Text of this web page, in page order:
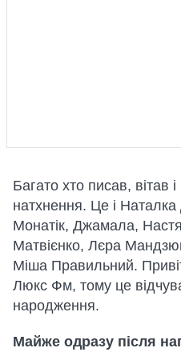
Багато хто писав, вітав
натхнення. Це і
Монатік, Джамала,
Матвієнко, Лєра
Міша Правильний.
Люкс Фм, тому це
народження.
Майже одразу після